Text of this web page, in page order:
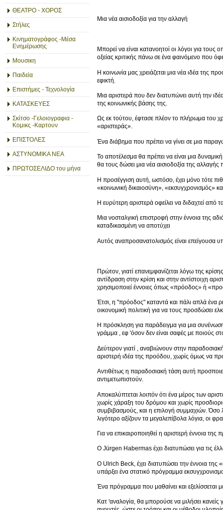
ΘΕΑΤΡΟ - ΧΟΡΟΣ
Στήλες
Κινηματογράφος -Μέσα
Ενημέρωσης
Μουσικη
Παιδεία
Επιστήμες - Τεχνολογία
ΚΑΤΑΣΚΕΥΕΣ
Σκίτσο -Γελοιογραφια -
Κομικς -Καρτουν
ΕΠΙΣΤΟΛΕΣ
ΑΣΤΥΝΟΜΙΚΑ ΝΕΑ
ΠΡΩΤΟΣΕΛΙΔΟ του μήνα
Μια νέα αισιοδοξία για την αλλαγή
Μπορεί να είναι κατανοητοί οι λόγοι για
οξείας κριτικής πάνω σε ένα φαινόμενο που
Η κοινωνία μας χρειάζεται μια νέα ιδέα της
εφικτή.
Μια αριστερά που δεν διατυπώνει αυτή την
της κοινωνικής βάσης της.
Ως εκ τούτου, έφτασε πλέον το πλήρωμα του
«αριστεράς».
Ένα διάβημα που πρέπει να γίνει σε μια
Το αποτέλεσμα θα πρέπει να είναι μια
θα τους δώσει μια νέα αισιοδοξία της αλλαγής
Η προσέγγιση αυτή, ωστόσο, έχει μόνο τότε
«κοινωνική δικαιοσύνη», «εκσυγχρονισμός»
Η ευρύτερη αριστερά οφείλει να διδαχτεί
Μια νοσταλγική επιστροφή στην έννοια της
καταδικασμένη να αποτύχει
Αυτός αναπροσανατολισμός είναι επείγουσα
Πρώτον, γιατί επανεμφανίζεται λόγω της
αντίδραση στην κρίση και στην αντίστοιχη
χρησιμοποιεί έννοιες όπως «πρόοδος» ή
Έτσι, η "πρόοδος" καταντά και πάλι απλά ένα
οικονομική πολιτική για να τους προσδώσει
Η πρόσκληση για παράδειγμα για μια
γράμμα , εφ 'όσον δεν είναι σαφές με ποιούς
Δεύτερον γιατί , αναβιώνουν στην
αριστερή ιδέα της προόδου, χωρίς όμως να
Αντιθέτως η παραδοσιακή τάση αυτή
αντιμετωπιστούν.
Αποκαλύπτεται λοιπόν ότι ένα μέρος των
χωρίς χάραξη του δρόμου και χωρίς
συμβιβασμούς, και η επιλογή συμμαχιών. Όσο
λιγότερο αξίζουν τα μεγαλεπίβολα λόγια, οι
Για να επικαιροποιηθεί η αριστερή έννοια
Ο Jürgen Habermas έχει διατυπώσει για τις
Ο Ulrich Beck, έχει διατυπώσει την έννοια της
υπάρξει ένα στατικό πρόγραμμα
Ένα πρόγραμμα που μαθαίνει και εξελίσσεται
Κατ 'αναλογία, θα μπορούσε να μιλήσει